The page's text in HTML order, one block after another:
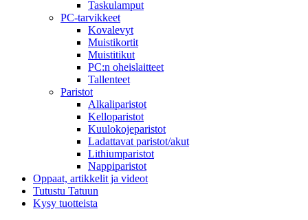
Taskulamput
PC-tarvikkeet
Kovalevyt
Muistikortit
Muistitikut
PC:n oheislaitteet
Tallenteet
Paristot
Alkaliparistot
Kelloparistot
Kuulokojeparistot
Ladattavat paristot/akut
Lithiumparistot
Nappiparistot
Oppaat, artikkelit ja videot
Tutustu Tatuun
Kysy tuotteista